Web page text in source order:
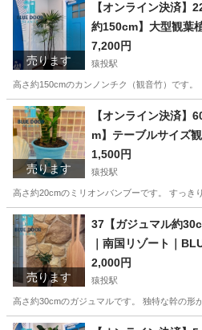
売ります
【オンライン決済】
約150cm】大型観葉
ゾートスタイル｜
7,200円
猿投駅
高さ約150cmのカンノンチク（観音竹）です
愛知 豊田市 猿投駅 家庭用品
売ります
【オンライン決済】
m】テーブルサイズ
UE DOOR PLANTS
1,500円
猿投駅
高さ約20cmのミリオンバンブーです。 すっき
愛知 豊田市 猿投駅 家庭用品
売ります
37【ガジュマル約
｜南国リゾート｜
2,000円
猿投駅
高さ約30cmのガジュマルです。 独特な幹の形
愛知 豊田市 猿投駅 家庭用品